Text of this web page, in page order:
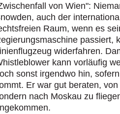
von Wien":
auch der
Raum, wenn es
passiert,
widerfahren.
kann vorläufig
sonst irgendwo hin,
Er war gut beraten,
nach Moskau zu